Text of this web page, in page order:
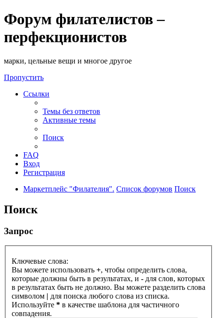
Форум филателистов –
перфекционистов
марки, цельные вещи и многое другое
Пропустить
Ссылки
Темы без ответов
Активные темы
Поиск
FAQ
Вход
Регистрация
Маркетплейс "Филателия". Список форумов Поиск
Поиск
Запрос
Ключевые слова:
Вы можете использовать +, чтобы определить слова,
которые должны быть в результатах, и - для слов, которых
в результатах быть не должно. Вы можете разделить слова
символом | для поиска любого слова из списка.
Используйте * в качестве шаблона для частичного
совпадения.